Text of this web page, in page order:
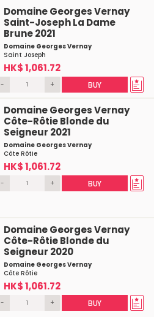
Domaine Georges Vernay
Saint-Joseph La Dame
Brune 2021
Domaine Georges Vernay
Saint Joseph
HK$ 1,061.72
- + BUY
Domaine Georges Vernay
Côte-Rôtie Blonde du
Seigneur 2021
Domaine Georges Vernay
Côte Rôtie
HK$ 1,061.72
- + BUY
Domaine Georges Vernay
Côte-Rôtie Blonde du
Seigneur 2020
Domaine Georges Vernay
Côte Rôtie
HK$ 1,061.72
- + BUY